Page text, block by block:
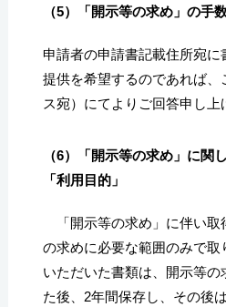
（5）「開示等の求め」の手
申請者の申請書記載住所宛
提供を希望するのであれば
ス宛）にてよりご回答申し上
（6）「開示等の求め」に関
「利用目的」
「開示等の求め」に伴い
の求めに必要な範囲のみで取
いただいた書類は、開示等
た後、2年間保存し、その後